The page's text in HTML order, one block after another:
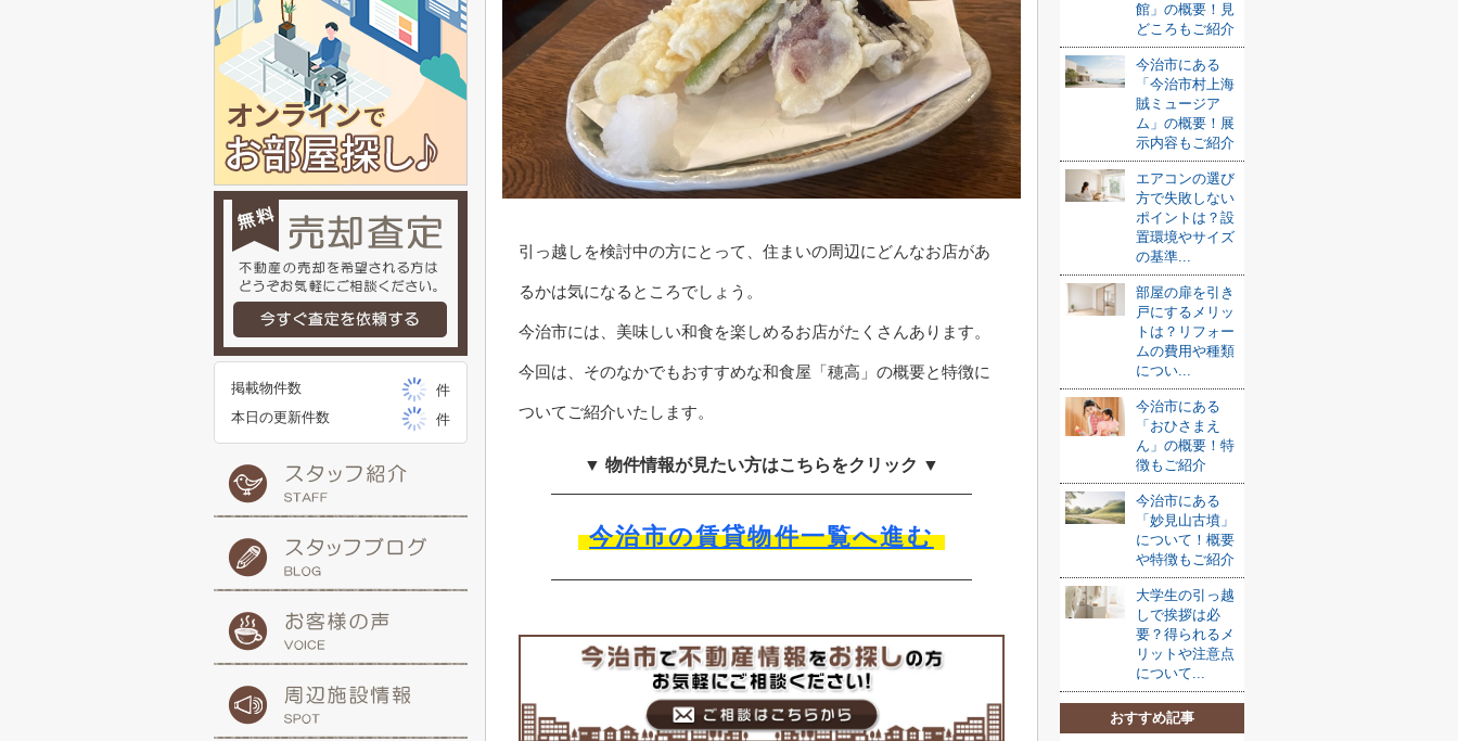
引っ越しを検討中の方にとって、住まいの周辺にどんなお店があ
るかは気になるところでしょう。
今治市には、美味しい和食を楽しめるお店がたくさんあります。
今回は、そのなかでもおすすめな和食屋「穂高」の概要と特徴に
ついてご紹介いたします。
▼ 物件情報が見たい方はこちらをクリック ▼
今治市の賃貸物件一覧へ進む
館」の概要！見
どころもご紹介
今治市にある
「今治市村上海
賊ミュージア
ム」の概要！展
示内容もご紹介
エアコンの選び
方で失敗しない
ポイントは？設
置環境やサイズ
の基準...
部屋の扉を引き
戸にするメリッ
トは？リフォー
ムの費用や種類
につい...
今治市にある
「おひさまえ
ん」の概要！特
徴もご紹介
今治市にある
「妙見山古墳」
について！概要
や特徴もご紹介
大学生の引っ越
しで挨拶は必
要？得られるメ
リットや注意点
について...
おすすめ記事
掲載物件数
件
本日の更新件数
件